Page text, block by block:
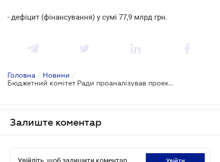
- дефіцит (фінансування) у сумі 77,9 млрд грн.
Головна / Новини /
Бюджетний комітет Ради проаналізував проект Держбюджету-2018
Залиште коментар
Увійдіть, щоб залишити коментар увійти